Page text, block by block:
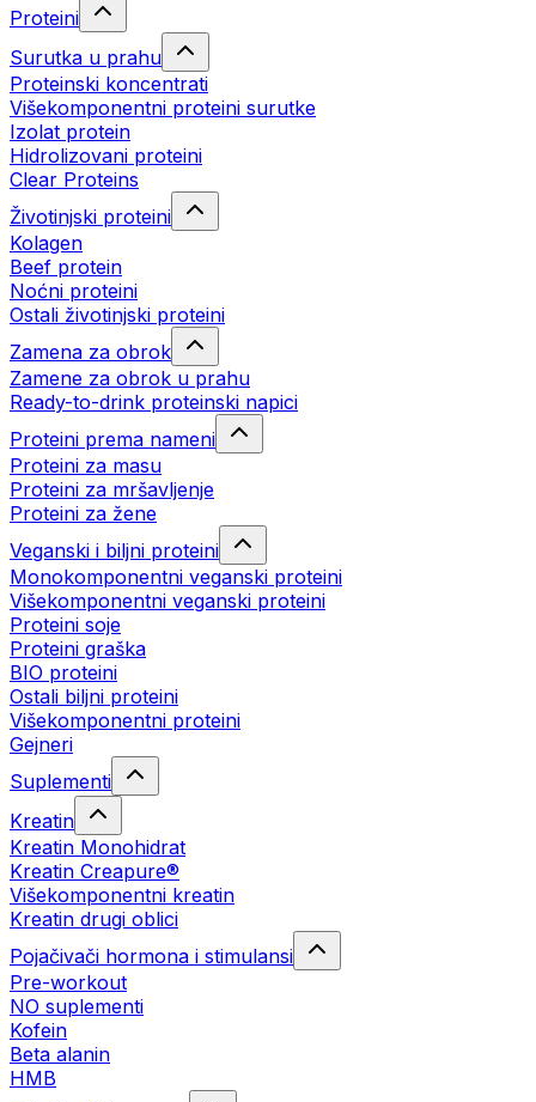
Proteini
Surutka u prahu
Proteinski koncentrati
Višekomponentni proteini surutke
Izolat protein
Hidrolizovani proteini
Clear Proteins
Životinjski proteini
Kolagen
Beef protein
Noćni proteini
Ostali životinjski proteini
Zamena za obrok
Zamene za obrok u prahu
Ready-to-drink proteinski napici
Proteini prema nameni
Proteini za masu
Proteini za mršavljenje
Proteini za žene
Veganski i biljni proteini
Monokomponentni veganski proteini
Višekomponentni veganski proteini
Proteini soje
Proteini graška
BIO proteini
Ostali biljni proteini
Višekomponentni proteini
Gejneri
Suplementi
Kreatin
Kreatin Monohidrat
Kreatin Creapure®
Višekomponentni kreatin
Kreatin drugi oblici
Pojačivači hormona i stimulansi
Pre-workout
NO suplementi
Kofein
Beta alanin
HMB